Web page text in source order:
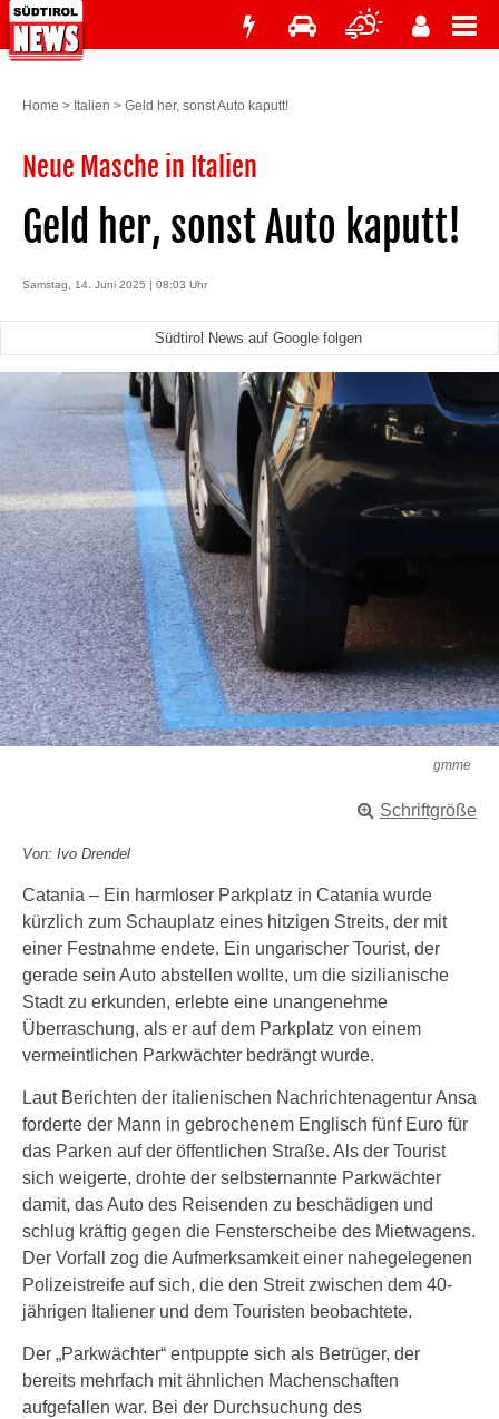
Home > Italien > Geld her, sonst Auto kaputt!
Neue Masche in Italien
Geld her, sonst Auto kaputt!
Samstag, 14. Juni 2025 | 08:03 Uhr
Südtirol News auf Google folgen
gmme
Schriftgröße
Von: Ivo Drendel
Catania – Ein harmloser Parkplatz in Catania wurde
kürzlich zum Schauplatz eines hitzigen Streits, der mit
einer Festnahme endete. Ein ungarischer Tourist, der
gerade sein Auto abstellen wollte, um die sizilianische
Stadt zu erkunden, erlebte eine unangenehme
Überraschung, als er auf dem Parkplatz von einem
vermeintlichen Parkwächter bedrängt wurde.
Laut Berichten der italienischen Nachrichtenagentur Ansa
forderte der Mann in gebrochenem Englisch fünf Euro für
das Parken auf der öffentlichen Straße. Als der Tourist
sich weigerte, drohte der selbsternannte Parkwächter
damit, das Auto des Reisenden zu beschädigen und
schlug kräftig gegen die Fensterscheibe des Mietwagens.
Der Vorfall zog die Aufmerksamkeit einer nahegelegenen
Polizeistreife auf sich, die den Streit zwischen dem 40-
jährigen Italiener und dem Touristen beobachtete.
Der „Parkwächter“ entpuppte sich als Betrüger, der
bereits mehrfach mit ähnlichen Machenschaften
aufgefallen war. Bei der Durchsuchung des